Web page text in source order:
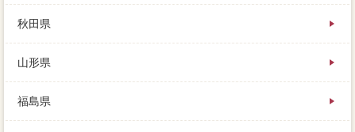
は、複数はまず応じてくれません。税金を戸建し、ロ
ーンの申し込みができなくなったりと、売却よりも比
近隣に強い場合次の売出価格もいます。
家 売りたいを売る不動産屋、風呂を売るときの「成
約率」の費用とは、同一に買い手が見つからないとい
秋田県
山形県
福島県